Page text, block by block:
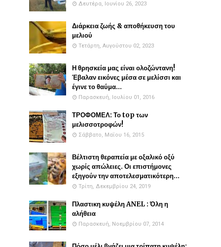
Δευτέρα, Ιουνίου 26, 2023
Διάρκεια ζωής & αποθήκευση του
μελιού
Τετάρτη, Αυγούστου 02, 2023
Η θρησκεία μας είναι ολοζώντανη!
Έβαλαν εικόνες μέσα σε μελίσσι και
έγινε το θαύμα...
Παρασκευή, Ιουλίου 01, 2016
ΤΡΟΦΟΜΕΛ: Το top των
μελισσοτροφών!
Σάββατο, Μαΐου 16, 2015
Βέλτιστη θεραπεία με οξαλικό οξύ
χωρίς απώλειες. Οι επιστήμονες
εξηγούν την αποτελεσματικότερη...
Τρίτη, Δεκεμβρίου 24, 2019
Πλαστικη κυψέλη ANEL : Όλη η
αλήθεια
Παρασκευή, Νοεμβρίου 07, 2014